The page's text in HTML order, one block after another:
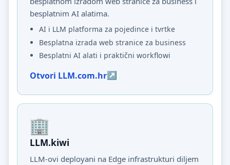
besplatnim AI alatima.
AI i LLM platforma za pojedince i tvrtke
Besplatna izrada web stranice za business
Besplatni AI alati i praktični workflowi
Otvori LLM.com.hr
LLM.kiwi
LLM-ovi deployani na Edge infrastrukturi diljem